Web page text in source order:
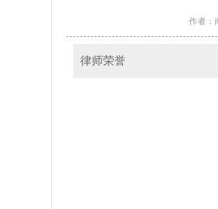
作者：
律师荣誉